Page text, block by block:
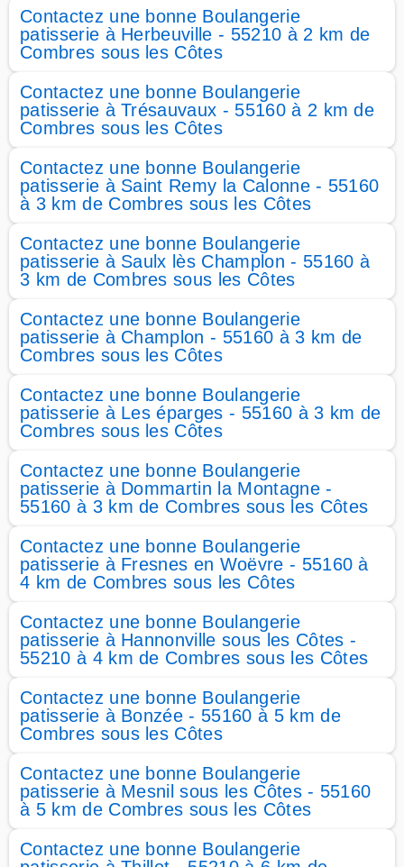
Contactez une bonne Boulangerie
patisserie à Herbeuville - 55210 à 2 km de
Combres sous les Côtes
Contactez une bonne Boulangerie
patisserie à Trésauvaux - 55160 à 2 km de
Combres sous les Côtes
Contactez une bonne Boulangerie
patisserie à Saint Remy la Calonne - 55160
à 3 km de Combres sous les Côtes
Contactez une bonne Boulangerie
patisserie à Saulx lès Champlon - 55160 à
3 km de Combres sous les Côtes
Contactez une bonne Boulangerie
patisserie à Champlon - 55160 à 3 km de
Combres sous les Côtes
Contactez une bonne Boulangerie
patisserie à Les éparges - 55160 à 3 km de
Combres sous les Côtes
Contactez une bonne Boulangerie
patisserie à Dommartin la Montagne -
55160 à 3 km de Combres sous les Côtes
Contactez une bonne Boulangerie
patisserie à Fresnes en Woëvre - 55160 à
4 km de Combres sous les Côtes
Contactez une bonne Boulangerie
patisserie à Hannonville sous les Côtes -
55210 à 4 km de Combres sous les Côtes
Contactez une bonne Boulangerie
patisserie à Bonzée - 55160 à 5 km de
Combres sous les Côtes
Contactez une bonne Boulangerie
patisserie à Mesnil sous les Côtes - 55160
à 5 km de Combres sous les Côtes
Contactez une bonne Boulangerie